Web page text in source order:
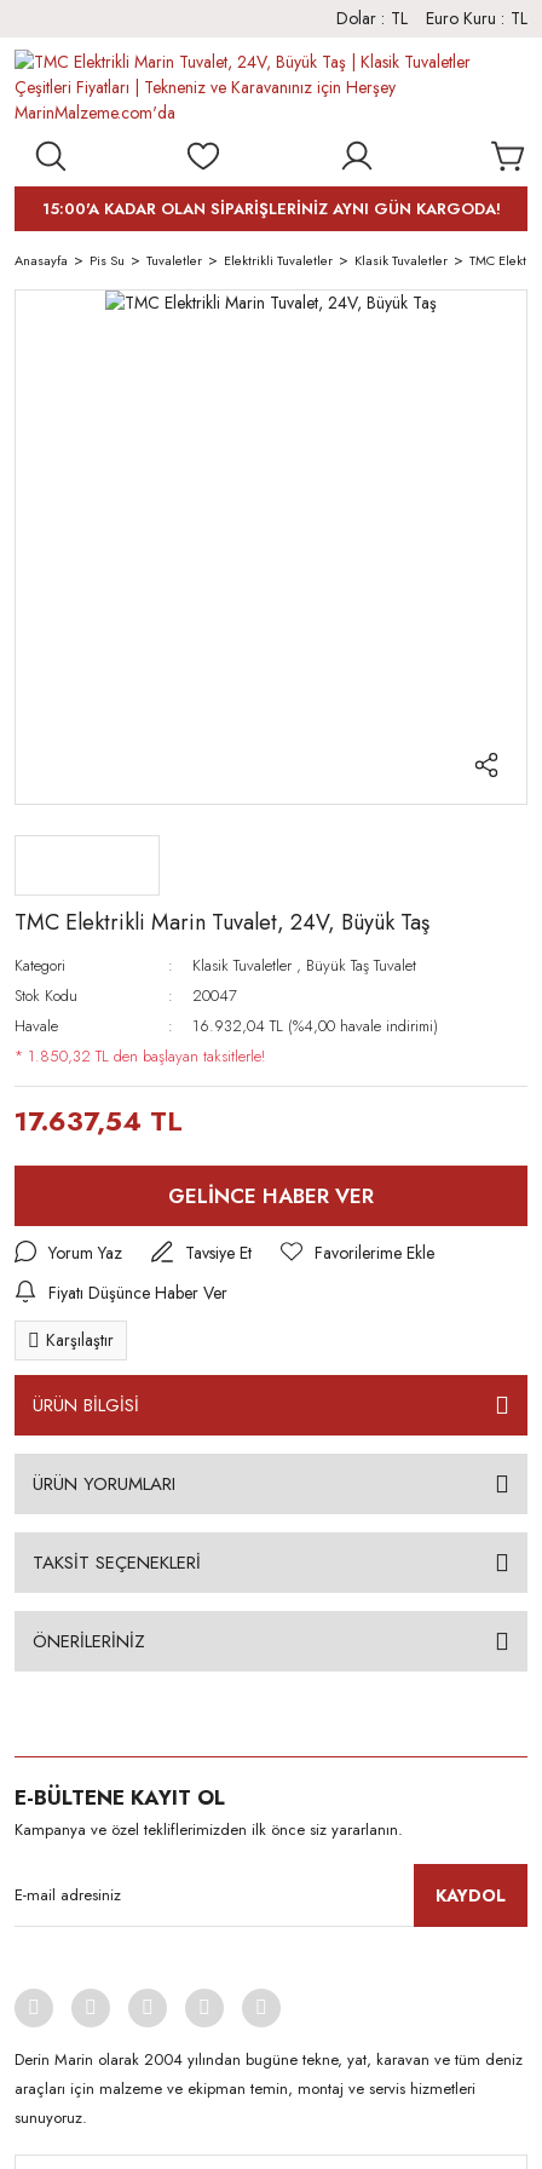
Dolar : TL Euro Kuru : TL
15:00'A KADAR OLAN SİPARİŞLERİNİZ AYNI GÜN KARGODA!
Anasayfa Pis Su Tuvaletler Elektrikli Tuvaletler Klasik Tuvaletler TMC
TMC Elektrikli Marin Tuvalet, 24V, Büyük Taş
Kategori Klasik Tuvaletler , Büyük Taş Tuvalet
Stok Kodu
20047
Havale
16.932,04 TL (%4,00 havale indirimi)
* 1.850,32 TL den başlayan taksitlerle!
17.637,54 TL
GELİNCE HABER VER
Yorum Yaz
Tavsiye Et
Fiyatı Düşünce Haber Ver
Karşılaştır
ÜRÜN BİLGİSİ
ÜRÜN YORUMLARI
TAKSİT SEÇENEKLERİ
ÖNERİLERİNİZ
E-BÜLTENE KAYIT OL
Kampanya ve özel tekliflerimizden ilk önce siz yararlanın.
KAYDOL
Derin Marin olarak 2004 yılından bugüne tekne, yat, karavan ve tüm deniz
araçları için malzeme ve ekipman temin, montaj ve servis hizmetleri
sunuyoruz.